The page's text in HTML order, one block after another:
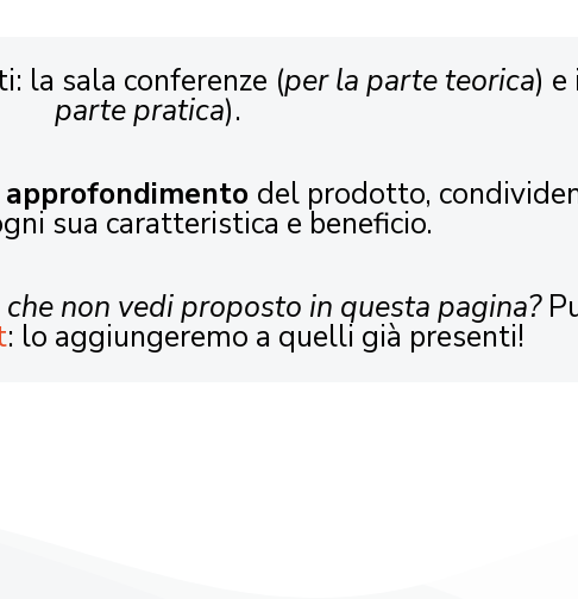
la sala conferenze (per la parte teorica) e
parte pratica).
approfondimento del prodotto,
sua caratteristica e beneficio.
non vedi proposto in questa pagina?
: lo aggiungeremo a quelli già presenti!